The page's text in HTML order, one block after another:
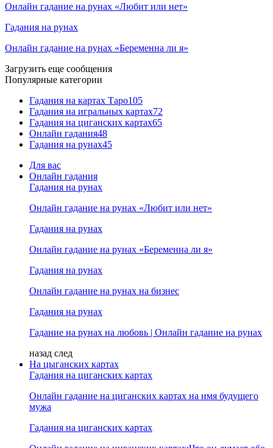
Онлайн гадание на рунах «Любит или нет»
Гадания на рунах
Онлайн гадание на рунах «Беременна ли я»
Загрузить еще сообщения
Популярные категории
Гадания на картах Таро105
Гадания на игральных картах72
Гадания на циганских картах65
Онлайн гадания48
Гадания на рунах45
Для вас
Онлайн гадания
Гадания на рунах
Онлайн гадание на рунах «Любит или нет»
Гадания на рунах
Онлайн гадание на рунах «Беременна ли я»
Гадания на рунах
Онлайн гадание на рунах на бизнес
Гадания на рунах
Гадание на рунах на любовь | Онлайн гадание на рунах
назад след
На цыганских картах
Гадания на циганских картах
Онлайн гадание на циганских картах на имя будущего
мужа
Гадания на циганских картах